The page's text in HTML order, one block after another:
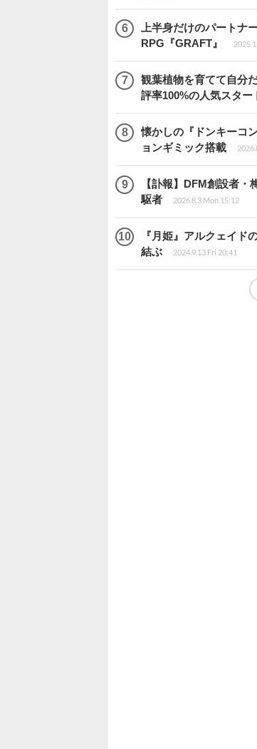
上半身だけのパートナ
RPG『GRAFT』
観葉植物を育てて自分
評率100%の人気スター
懐かしの『ドンキーコ
ョンギミック搭載
【訃報】DFM創設者
駆者
2026.8.3 Mon 15:12
『月姫』アルクェイ
結ぶ
2024.9.13 Fri 20:41